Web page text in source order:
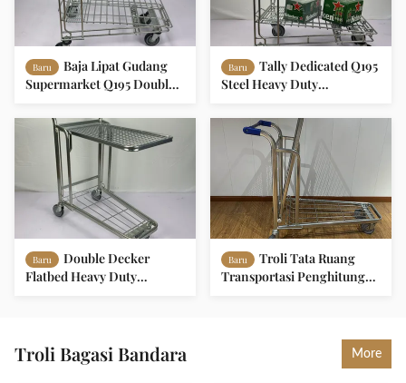
Baru
Baja Lipat Gudang
Supermarket Q195 Double
Baru
Tally Dedicated Q195
Steel Heavy Duty
Carrying Capacity 200kgs
Baru
Double Decker
Flatbed Heavy Duty
Baru
Troli Tata Ruang
Transportasi Penghitung
Troli Bagasi Bandara More